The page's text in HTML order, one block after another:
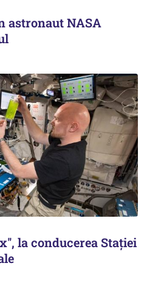
astronaut NASA
la conducerea Staţiei